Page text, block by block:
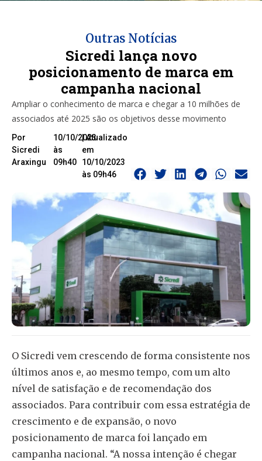
Outras Notícias
Sicredi lança novo
posicionamento de marca em
campanha nacional
Ampliar o conhecimento de marca e chegar a 10 milhões de
associados até 2025 são os objetivos desse movimento
Por
Sicredi
Araxingu
10/10/2023
às
09h40
| Atualizado
em
10/10/2023
às 09h46
O Sicredi vem crescendo de forma consistente nos
últimos anos e, ao mesmo tempo, com um alto
nível de satisfação e de recomendação dos
associados. Para contribuir com essa estratégia de
crescimento e de expansão, o novo
posicionamento de marca foi lançado em
campanha nacional. “A nossa intenção é chegar